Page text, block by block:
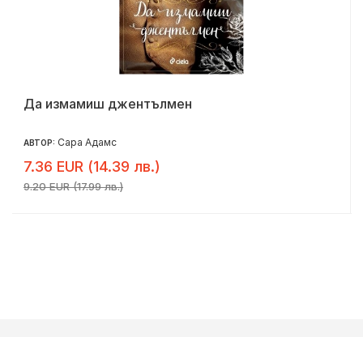
Да измамиш джентълмен
АВТОР: Сара Адамс
7.36 EUR (14.39 лв.)
9.20 EUR (17.99 лв.)